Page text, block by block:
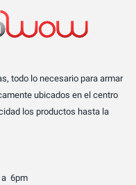
todo lo necesario para armar
ubicados en el centro
los productos hasta la
a 6pm